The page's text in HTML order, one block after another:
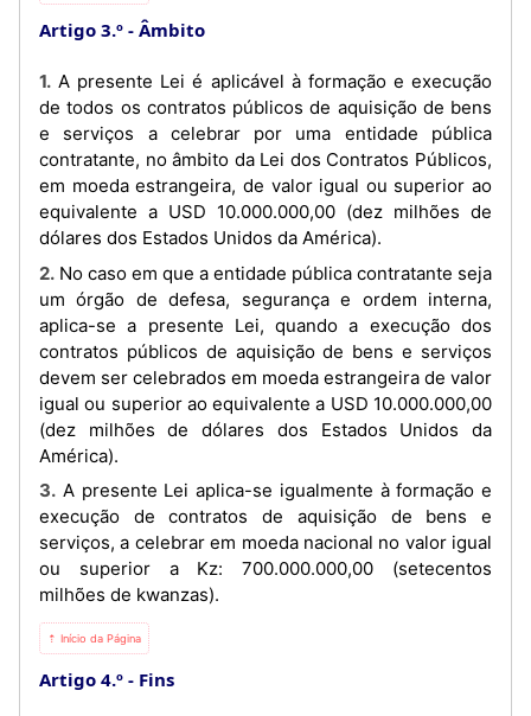
Artigo 3.º Âmbito
1. A presente Lei é aplicável à formação e execução
de todos os contratos públicos de aquisição de bens
e serviços a celebrar por uma entidade pública
contratante, no âmbito da Lei dos Contratos Públicos,
em moeda estrangeira, de valor igual ou superior ao
equivalente a USD 10.000.000,00 (dez milhões de
dólares dos Estados Unidos da América).
2. No caso em que a entidade pública contratante seja
um órgão de defesa, segurança e ordem interna,
aplica-se a presente Lei, quando a execução dos
contratos públicos de aquisição de bens e serviços
devem ser celebrados em moeda estrangeira de valor
igual ou superior ao equivalente a USD 10.000.000,00
(dez milhões de dólares dos Estados Unidos da
América).
3. A presente Lei aplica-se igualmente à formação e
execução de contratos de aquisição de bens e
serviços, a celebrar em moeda nacional no valor igual
ou superior a Kz: 700.000.000,00 (setecentos
milhões de kwanzas).
⇡ Início da Página
Artigo 4.º Fins